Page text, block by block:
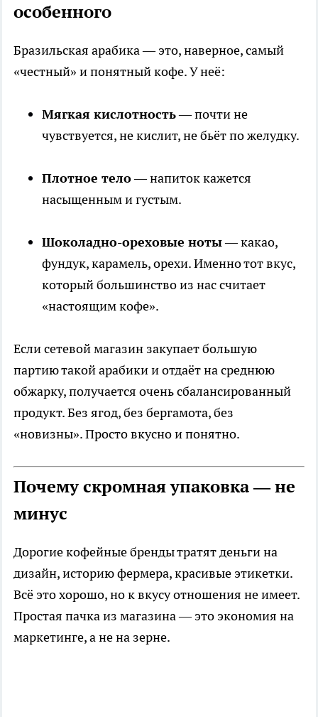
особенного
Бразильская арабика — это, наверное, самый
«честный» и понятный кофе. У неё:
Мягкая кислотность— почти не
чувствуется, не кислит, не бьёт по желудку.
Плотное тело— напиток кажется
насыщенным и густым.
Шоколадно-ореховые ноты— какао,
фундук, карамель, орехи. Именно тот вкус,
который большинство из нас считает
«настоящим кофе».
Если сетевой магазин закупает большую
партию такой арабики и отдаёт на среднюю
обжарку, получается очень сбалансированный
продукт. Без ягод, без бергамота, без
«новизны». Просто вкусно и понятно.
Почему скромная упаковка — не
минус
Дорогие кофейные бренды тратят деньги на
дизайн, историю фермера, красивые этикетки.
Всё это хорошо, но к вкусу отношения не имеет.
Простая пачка из магазина — это экономия на
маркетинге, а не на зерне.